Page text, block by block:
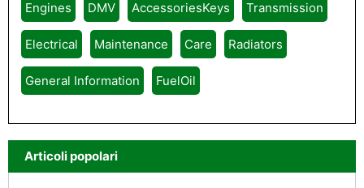
Engines DMV AccessoriesKeys Transmission
Electrical Maintenance Care Radiators
General Information FuelOil
Articoli popolari